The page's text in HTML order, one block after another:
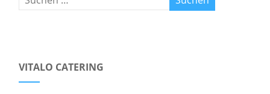
VITALO CATERING